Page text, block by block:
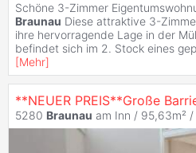
Schöne 3-Zimmer
Braunau Diese attraktive 3-
ihre hervorragende Lage in der
befindet sich im 2. Stock eines
[Mehr]
5280 Braunau am Inn / 95,63m² /